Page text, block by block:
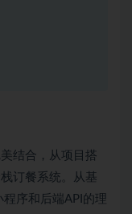
结合，从项目搭
订餐系统。从基
序和后端API的理